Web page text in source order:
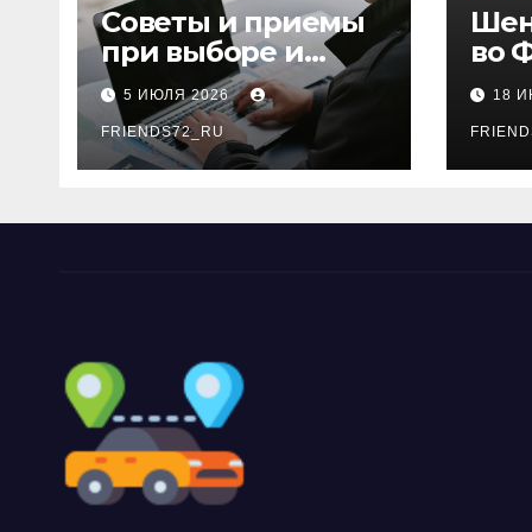
Советы и приемы
при выборе и
бронировании
авиабилетов
5 ИЮЛЯ 2026
FRIENDS72_RU
во
18